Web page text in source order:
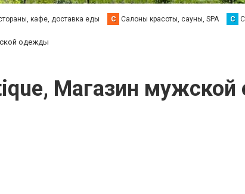
кафе, доставка еды С Салоны красоты, сауны, SPA С
одежды
Магазин